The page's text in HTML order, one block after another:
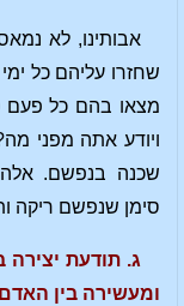
אבותינו, לא
שחזרו עליהם כל
מצאו בהם כל פעם
ויודע אתה מפני
שכנה בנפשם. אלה
סימן שנפשם ריקה
ג. תודעת
ומעשירה בין האדם